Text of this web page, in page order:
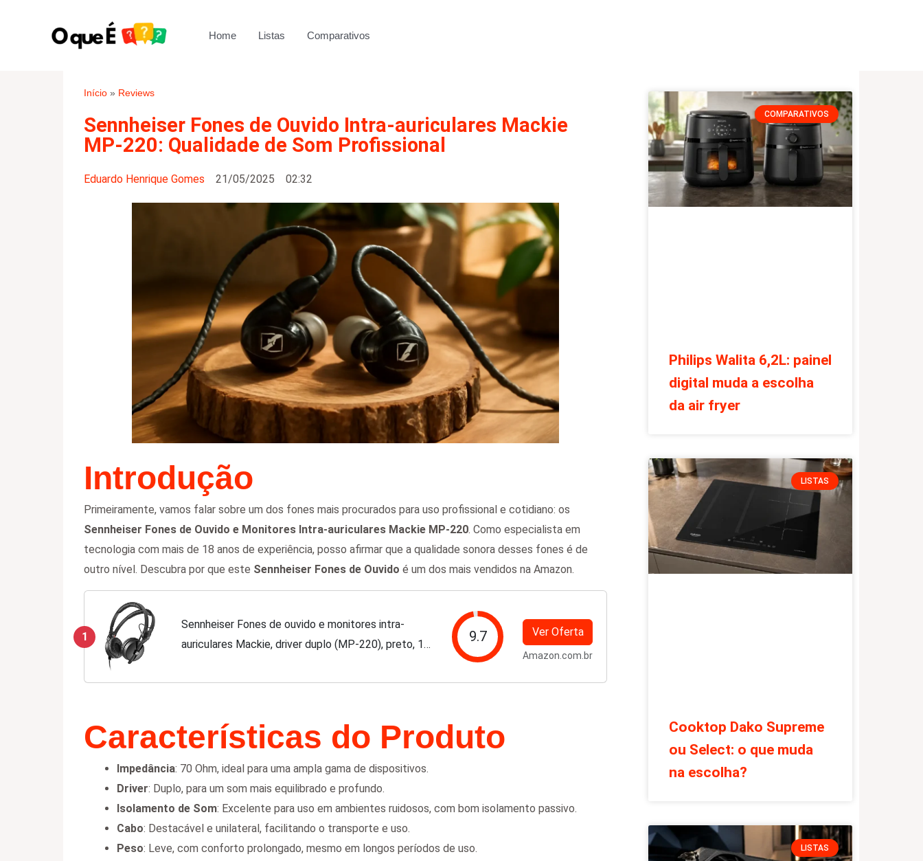
Home Listas Comparativos
Início » Reviews
Sennheiser Fones de Ouvido Intra-auriculares Mackie
MP-220: Qualidade de Som Profissional
Eduardo Henrique Gomes 21/05/2025 02:32
Introdução
Primeiramente, vamos falar sobre um dos fones mais procurados para uso profissional e cotidiano: os
Sennheiser Fones de Ouvido e Monitores Intra-auriculares Mackie MP-220. Como especialista em
tecnologia com mais de 18 anos de experiência, posso afirmar que a qualidade sonora desses fones é de
outro nível. Descubra por que este Sennheiser Fones de Ouvido é um dos mais vendidos na Amazon.
1
Sennheiser Fones de ouvido e monitores intra-
auriculares Mackie, driver duplo (MP-220), preto, 1
9.7 Ver Oferta
Amazon.com.br
Características do Produto
Impedância: 70 Ohm, ideal para uma ampla gama de dispositivos.
Driver: Duplo, para um som mais equilibrado e profundo.
Isolamento de Som: Excelente para uso em ambientes ruidosos, com bom isolamento passivo.
Cabo: Destacável e unilateral, facilitando o transporte e uso.
Peso: Leve, com conforto prolongado, mesmo em longos períodos de uso.
COMPARATIVOS
Philips Walita 6,2L: painel
digital muda a escolha
da air fryer
LISTAS
Cooktop Dako Supreme
ou Select: o que muda
na escolha?
LISTAS